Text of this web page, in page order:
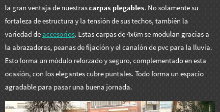
la gran ventaja de nuestrascarpas plegables. No solamente su
fortaleza de estructura y la tensión de sus techos, también la
variedad de accesorios. Estas carpas de 4x6m se modulan gracias a
la abrazaderas, peanas de fijación y el canalón de pvc para la lluvia.
Esto forma un módulo reforzado y seguro, complementado en esta
ocasión, con los elegantes cubre puntales. Todo forma un espacio
agradable para pasar una buena jornada.